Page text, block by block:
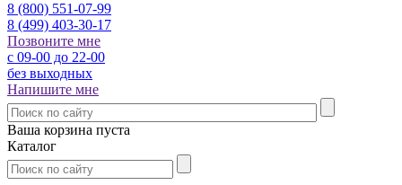
8 (800) 551-07-99
8 (499) 403-30-17
Позвоните мне
с 09-00 до 22-00
без выходных
Напишите мне
Ваша корзина пуста
Каталог